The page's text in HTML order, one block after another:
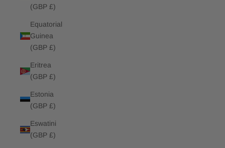
(GBP £)
Equatorial
Guinea
(GBP £)
Eritrea
(GBP £)
Estonia
(GBP £)
Eswatini
(GBP £)